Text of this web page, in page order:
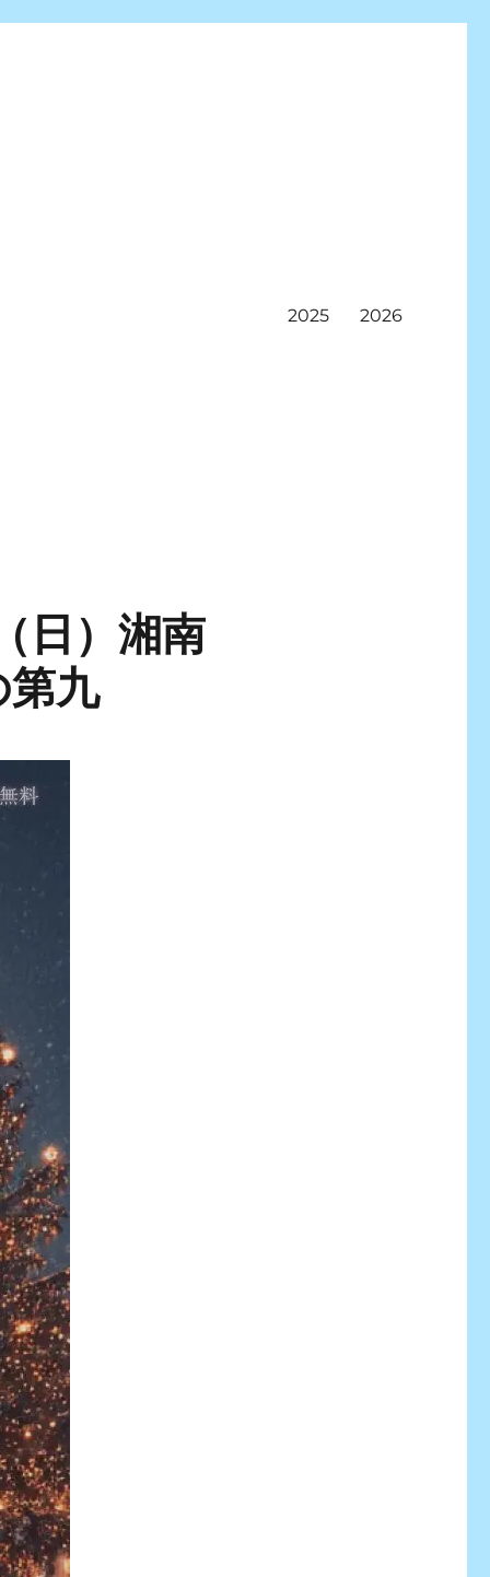
2025 2026
日）湘南
九